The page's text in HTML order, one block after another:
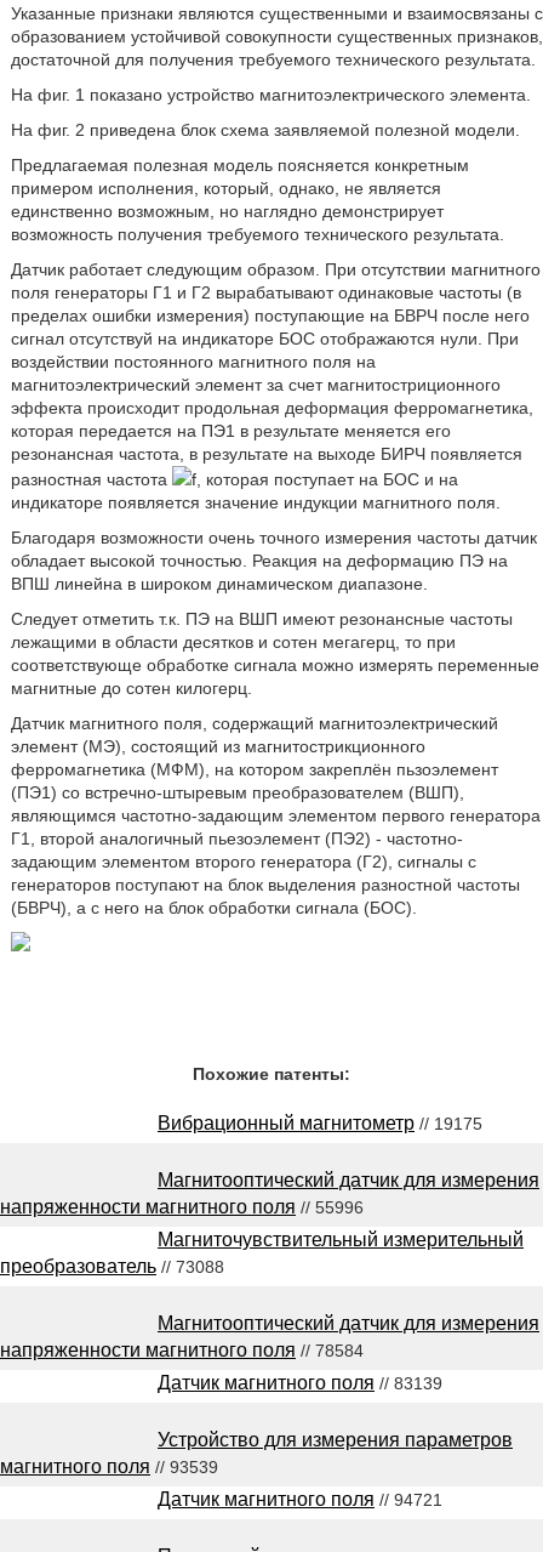
Указанные признаки являются существенными и взаимосвязаны с
образованием устойчивой совокупности существенных признаков,
достаточной для получения требуемого технического результата.
На фиг. 1 показано устройство магнитоэлектрического элемента.
На фиг. 2 приведена блок схема заявляемой полезной модели.
Предлагаемая полезная модель поясняется конкретным
примером исполнения, который, однако, не является
единственно возможным, но наглядно демонстрирует
возможность получения требуемого технического результата.
Датчик работает следующим образом. При отсутствии магнитного
поля генераторы Г1 и Г2 вырабатывают одинаковые частоты (в
пределах ошибки измерения) поступающие на БВРЧ после него
сигнал отсутствуй на индикаторе БОС отображаются нули. При
воздействии постоянного магнитного поля на
магнитоэлектрический элемент за счет магнитостриционного
эффекта происходит продольная деформация ферромагнетика,
которая передается на ПЭ1 в результате меняется его
резонансная частота, в результате на выходе БИРЧ появляется
разностная частота
f, которая поступает на БОС и на
индикаторе появляется значение индукции магнитного поля.
Благодаря возможности очень точного измерения частоты датчик
обладает высокой точностью. Реакция на деформацию ПЭ на
ВПШ линейна в широком динамическом диапазоне.
Следует отметить т.к. ПЭ на ВШП имеют резонансные частоты
лежащими в области десятков и сотен мегагерц, то при
соответствующе обработке сигнала можно измерять переменные
магнитные до сотен килогерц.
Датчик магнитного поля, содержащий магнитоэлектрический
элемент (МЭ), состоящий из магнитострикционного
ферромагнетика (МФМ), на котором закреплён пьзоэлемент
(ПЭ1) со встречно-штыревым преобразователем (ВШП),
являющимся частотно-задающим элементом первого генератора
Г1, второй аналогичный пьезоэлемент (ПЭ2) - частотно-
задающим элементом второго генератора (Г2), сигналы с
генераторов поступают на блок выделения разностной частоты
(БВРЧ), а с него на блок обработки сигнала (БОС).
Похожие патенты:
Вибрационный магнитометр // 19175
Магнитооптический датчик для измерения
напряженности магнитного поля // 55996
Магниточувствительный измерительный
преобразователь // 73088
Магнитооптический датчик для измерения
напряженности магнитного поля // 78584
Датчик магнитного поля // 83139
Устройство для измерения параметров
магнитного поля // 93539
Датчик магнитного поля // 94721